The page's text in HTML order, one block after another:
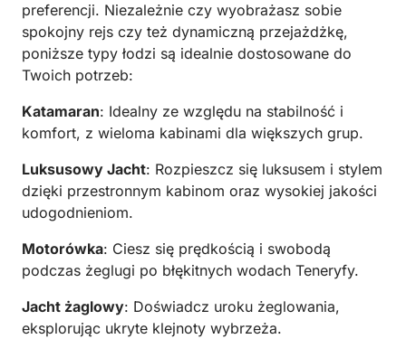
preferencji. Niezależnie czy wyobrażasz sobie
spokojny rejs czy też dynamiczną przejażdżkę,
poniższe typy łodzi są idealnie dostosowane do
Twoich potrzeb:
Katamaran: Idealny ze względu na stabilność i
komfort, z wieloma kabinami dla większych grup.
Luksusowy Jacht: Rozpieszcz się luksusem i stylem
dzięki przestronnym kabinom oraz wysokiej jakości
udogodnieniom.
Motorówka: Ciesz się prędkością i swobodą
podczas żeglugi po błękitnych wodach Teneryfy.
Jacht żaglowy: Doświadcz uroku żeglowania,
eksplorując ukryte klejnoty wybrzeża.